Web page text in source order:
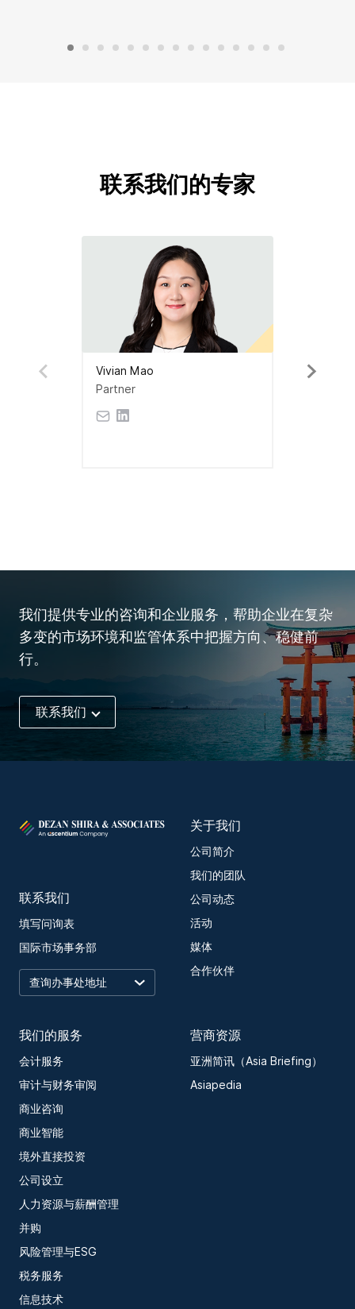
联系我们的专家
Vivian Mao
Partner
我们提供专业的咨询和企业服务，帮助企业在复杂
多变的市场环境和监管体系中把握方向、稳健前
行。
联系我们
联系我们
填写问询表
国际市场事务部
关于我们
公司简介
我们的团队
公司动态
活动
媒体
合作伙伴
我们的服务
会计服务
审计与财务审阅
商业咨询
商业智能
境外直接投资
公司设立
人力资源与薪酬管理
并购
风险管理与ESG
税务服务
信息技术
营商资源
亚洲简讯（Asia Briefing）
Asiapedia